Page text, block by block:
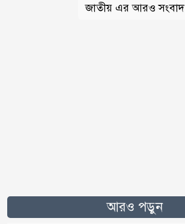
জাতীয় এর আরও সংবাদ
আরও পড়ুন